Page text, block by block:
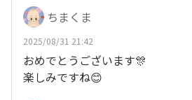
ちまくま
2025/08/31 21:42
おめでとうございます🎊
楽しみですね😊